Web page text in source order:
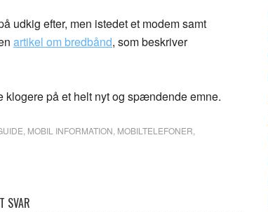
udkig efter, men istedet et modem samt
artikel om bredbånd, som beskriver
på et helt nyt og spændende emne.
MOBIL INFORMATION MOBILTELEFONER
SVAR